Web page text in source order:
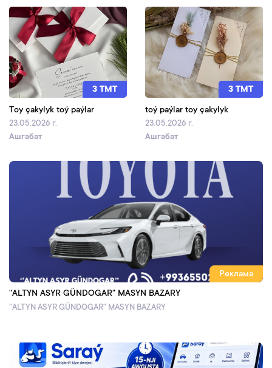
3 TMT
Toy çakylyk toý paýlar
23.05.2026 г.
Ашгабат
3 TMT
toý paýlar toy çakylyk
23.05.2026 г.
Ашгабат
Реклама
"ALTYN ASYR GÜNDOGAR" MASYN BAZARY
"ALTYN ASYR GÜNDOGAR" MASYN BAZARY